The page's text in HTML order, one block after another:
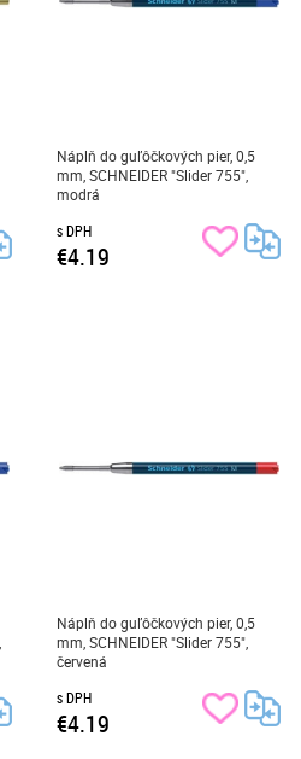
Náplň do guľôčkových pier, 0,5
mm, SCHNEIDER "Slider 755",
modrá
s DPH
€4.19
Náplň do guľôčkových pier, 0,5
mm, SCHNEIDER "Slider 755",
červená
s DPH
€4.19